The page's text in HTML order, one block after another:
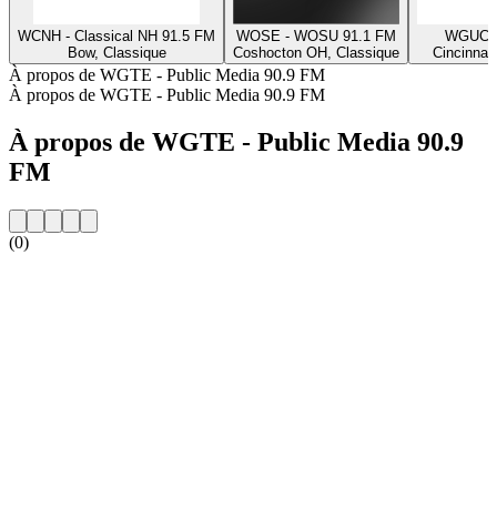
WCNH - Classical NH 91.5 FM
Bow, Classique
WOSE - WOSU 91.1 FM
Coshocton OH, Classique
WGUC
À propos de WGTE - Public Media 90.9 FM
À propos de WGTE - Public Media 90.9 FM
À propos de WGTE - Public Media 90.9
FM
(0)